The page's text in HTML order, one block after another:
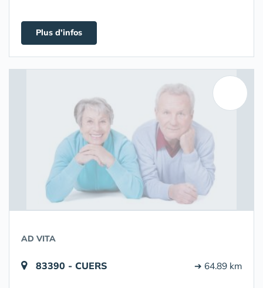
Plus d'infos
AD VITA
83390 - CUERS ➔ 64.89 km